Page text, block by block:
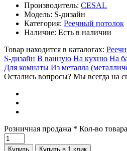
Производитель: CESAL
Модель: S-дизайн
Категория: Реечный потолок
Наличие: Есть в наличии
Товар находится в каталогах:
S-дизайн В ванную На кухню На
Для комнаты Из металла
Остались вопросы? Мы всегда на
Розничная продажа * Кол-во
Купить Купить в 1 клик